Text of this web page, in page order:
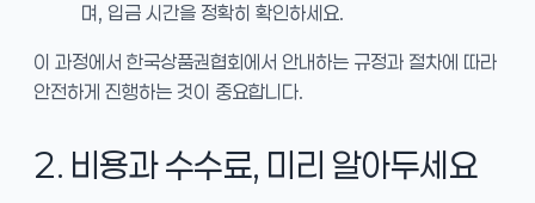
며, 입금 시간을 정확히 확인하세요.
이 과정에서 한국상품권협회에서 안내하는 규정과 절차에 따라
안전하게 진행하는 것이 중요합니다.
2. 비용과 수수료, 미리 알아두세요